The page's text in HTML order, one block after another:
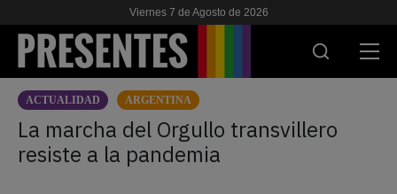
Viernes 7 de Agosto de 2026
ACTUALIDAD
INVESTIGACIONES
ACTUALIDAD ARGENTINA
La marcha del Orgullo transvillero
resiste a la pandemia